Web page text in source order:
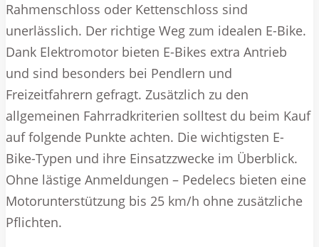
Rahmenschloss oder Kettenschloss sind
unerlässlich. Der richtige Weg zum idealen E-Bike.
Dank Elektromotor bieten E-Bikes extra Antrieb
und sind besonders bei Pendlern und
Freizeitfahrern gefragt. Zusätzlich zu den
allgemeinen Fahrradkriterien solltest du beim Kauf
auf folgende Punkte achten. Die wichtigsten E-
Bike-Typen und ihre Einsatzzwecke im Überblick.
Ohne lästige Anmeldungen – Pedelecs bieten eine
Motorunterstützung bis 25 km/h ohne zusätzliche
Pflichten.